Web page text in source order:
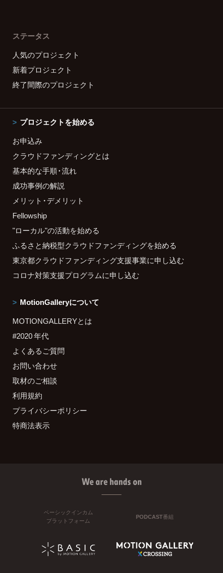
ステータス
人気のプロジェクト
新着プロジェクト
終了間際のプロジェクト
プロジェクトを始める
お申込み
クラウドファンディングとは
基本的な手順・流れ
成功事例の解説
メリット・デメリット
Fellowship
"ローカル"の活動を始める
ふるさと納税型クラウドファンディングを始める
東京都クラウドファンディング支援事業に申し込む
コロナ対策支援プログラムに申し込む
MotionGalleryについて
MOTIONGALLERYとは
#2020 年代
よくあるご質問
お問い合わせ
取材のご相談
利用規約
プライバシーポリシー
特商法表示
We are hands on
ベーシックインカム
プラットフォーム
PODCAST番組